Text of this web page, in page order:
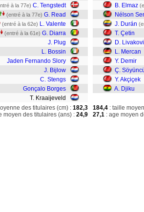
à la 77e) C. Tengstedt
(entré à la 77e) G. Read
(entré à la 62e) L. Valente
(entré à la 61e) G. Diarra
J. Plug
L. Bossin
Jaden Fernando Slory
J. Bijlow
C. Stengs
Gonçalo Borges
T. Kraaijeveld
B. Elmaz
Nélson
J. Durán
T. Çetin
D.
L. Mercan
Y. Demir
Ç.
Y. Akçiçek
A. Djiku
des titulaires (cm) : 182,3
moyen des titulaires (ans) : 24,9
184,4 : taille
27,1 : age moyen